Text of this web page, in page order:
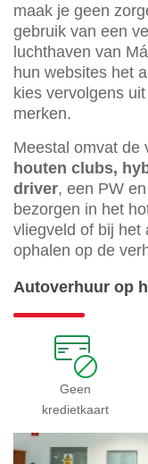
maak je geen
gebruik van een
luchthaven van
hun websites het
kies vervolgens
merken.
Meestal omvat de
houten clubs,
driver, een PW
bezorgen in het
vliegveld of bij het
ophalen op de
Autoverhuur op
Geen
kredietkaart